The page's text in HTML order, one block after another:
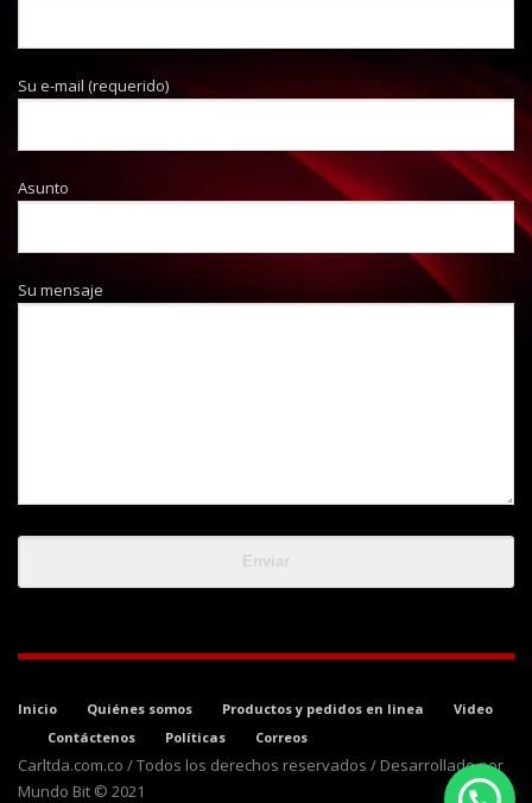
Su e-mail (requerido)
Asunto
Su mensaje
Inicio Quiénes somos Productos y pedidos en linea
Video
Contáctenos
Políticas Correos
Carltda.com.co / Todos los derechos reservados / Desarrollado por
Mundo Bit © 2021